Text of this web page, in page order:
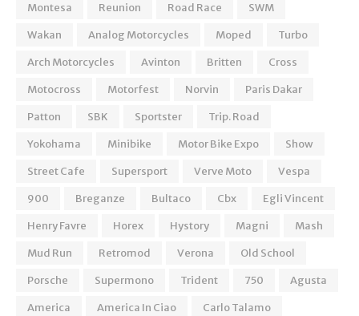
Montesa
Reunion Road Race
SWM
Wakan
Analog Motorcycles Moped
Turbo
Arch Motorcycles
Avinton Britten
Cross
Motocross
Motorfest Norvin
Paris Dakar
Patton
SBK Sportster
Trip. Road
Yokohama
Minibike Motor Bike Expo
Show
Street Cafe
Supersport Verve Moto
Vespa
900
Breganze Bultaco Cbx
Egli Vincent
Henry Favre
Horex Hystory Magni
Mash
Mud Run
Retromod Verona
Old School
Porsche
Supermono Trident 750
Agusta
America
America In Ciao
Carlo Talamo